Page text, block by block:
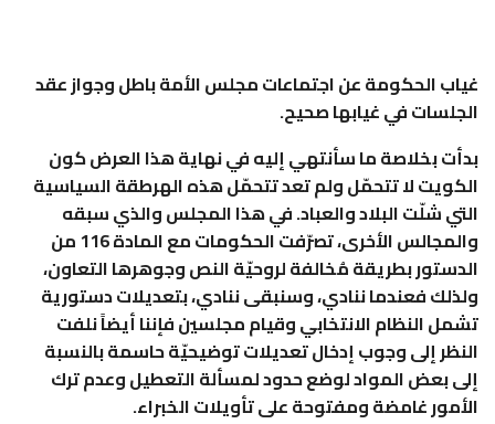
غياب الحكومة عن اجتماعات مجلس الأمة باطل وجواز عقد
الجلسات في غيابها صحيح.
بدأت بخلاصة ما سأنتهي إليه في نهاية هذا العرض كون
الكويت لا تتحمّل ولم تعد تتحمّل هذه الهرطقة السياسية
التي شلّت البلاد والعباد. في هذا المجلس والذي سبقه
والمجالس الأخرى، تصرّفت الحكومات مع المادة 116 من
الدستور بطريقة مُخالفة لروحيّة النص وجوهرها التعاون،
ولذلك فعندما ننادي، وسنبقى ننادي، بتعديلات دستورية
تشمل النظام الانتخابي وقيام مجلسين فإننا أيضاً نلفت
النظر إلى وجوب إدخال تعديلات توضيحيّة حاسمة بالنسبة
إلى بعض المواد لوضع حدود لمسألة التعطيل وعدم ترك
الأمور غامضة ومفتوحة على تأويلات الخبراء.